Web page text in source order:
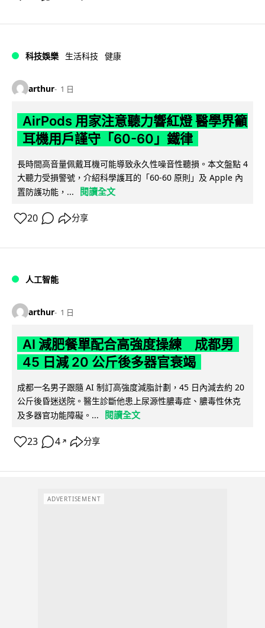
科技娛樂 生活科技 健康
arthur 1 日
AirPods 用家注意聽力響紅燈 醫學界籲
耳機用戶謹守「60-60」鐵律
長時間高音量佩戴耳機可能導致永久性噪音性聽損。本文盤點 4
大聽力受損警號，介紹科學護耳的「60-60 原則」及 Apple 內
置防護功能，...
閱讀全文
20 分享
人工智能
arthur 1 日
AI 減肥餐單配合高強度操練 成都男
45 日減 20 公斤後多器官衰竭
成都一名男子跟隨 AI 制訂高強度減脂計劃，45 日內減去約 20
公斤後昏迷送院。醫生診斷他患上尿源性膿毒症、膿毒性休克
及多器官功能障礙。...
閱讀全文
23 4 ↗ 分享
ADVERTISEMENT